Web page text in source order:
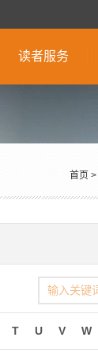
读者服务
首页 >
T U V W